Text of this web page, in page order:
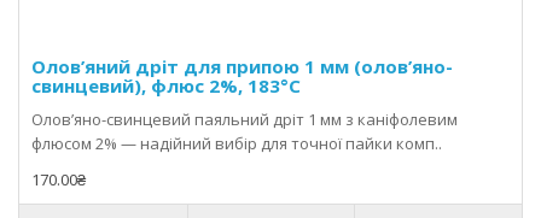
Олов’яний дріт для припою 1 мм (олов’яно-
свинцевий), флюс 2%, 183°C
Олов’яно-свинцевий паяльний дріт 1 мм з каніфолевим
флюсом 2% — надійний вибір для точної пайки комп..
170.00₴